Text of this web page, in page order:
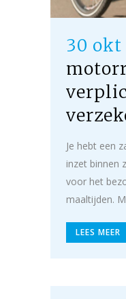
30 okt
Je hebt een
inzet binnen
voor het
maaltijden.
LEES MEER